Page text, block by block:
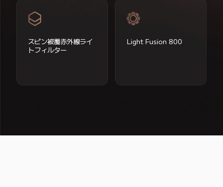
スピン被覆赤外線ライ
トフィルター
Light Fusion 800